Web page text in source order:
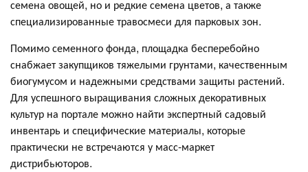
семена овощей, но и редкие семена цветов, а также
специализированные травосмеси для парковых зон.
Помимо семенного фонда, площадка бесперебойно
снабжает закупщиков тяжелыми грунтами, качественным
биогумусом и надежными средствами защиты растений.
Для успешного выращивания сложных декоративных
культур на портале можно найти экспертный садовый
инвентарь и специфические материалы, которые
практически не встречаются у масс-маркет
дистрибьюторов.